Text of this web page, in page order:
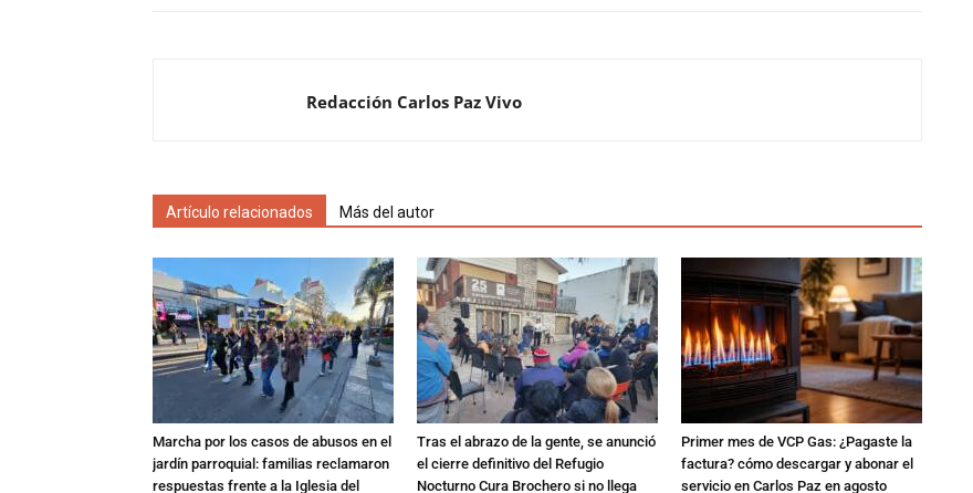
Redacción Carlos Paz Vivo
Artículo relacionados Más del autor
Marcha por los casos de abusos en el
jardín parroquial: familias reclamaron
respuestas frente a la Iglesia del
Tras el abrazo de la gente, se anunció
el cierre definitivo del Refugio
Nocturno Cura Brochero si no llega
Primer mes de VCP Gas: ¿Pagaste la
factura? cómo descargar y abonar el
servicio en Carlos Paz en agosto